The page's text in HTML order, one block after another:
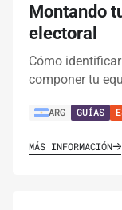
Montando
electoral
Cómo
componer tu
ARG GUÍAS
MÁS INFORMACIÓN